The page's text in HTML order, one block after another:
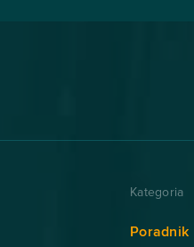
Kategoria
Poradnik